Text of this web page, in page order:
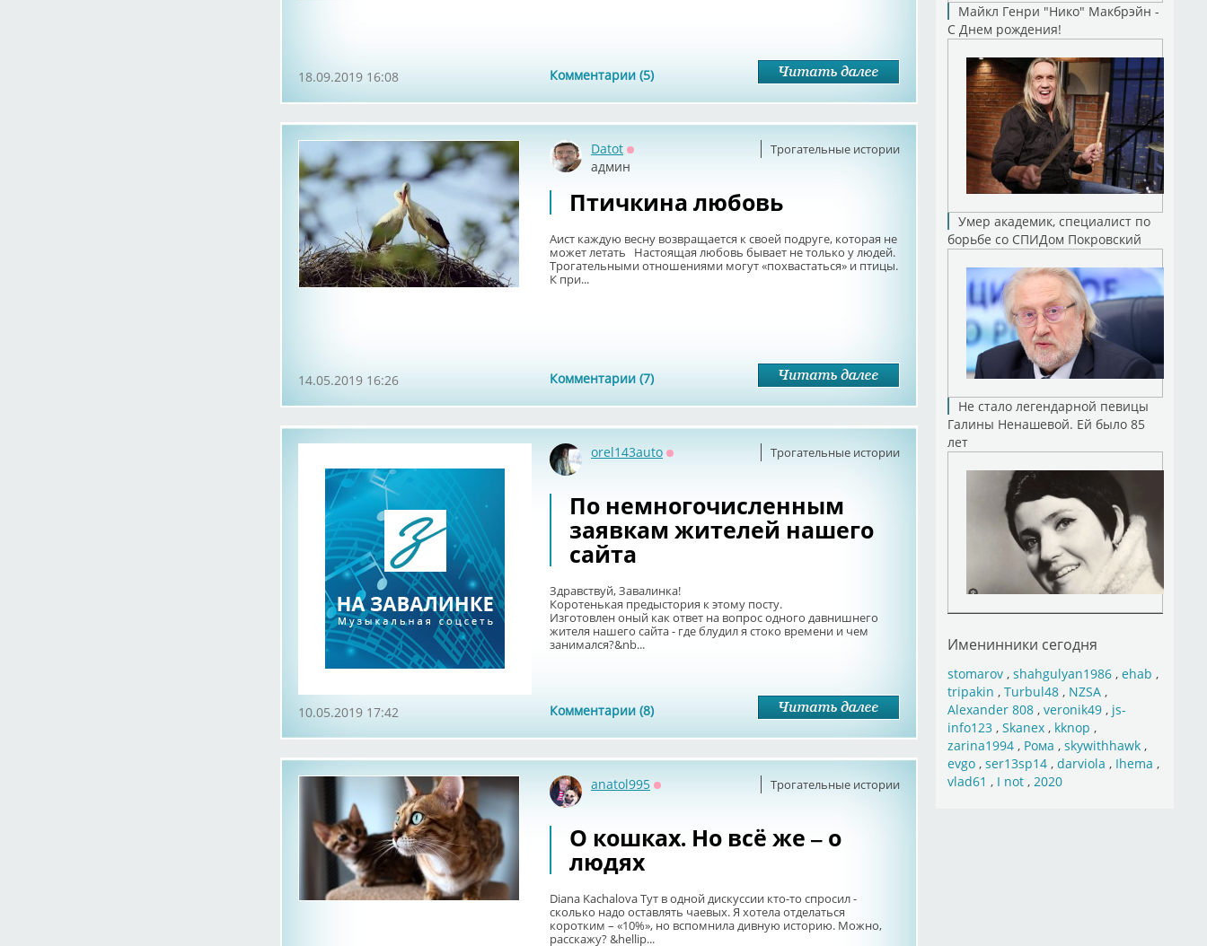
Комментарии (5)
18.09.2019 16:08
Трогательные истории
Datot
Оффлайн
админ
Птичкина любовь
Аист каждую весну возвращается к своей подруге, которая не
может летать Настоящая любовь бывает не только у людей.
Трогательными отношениями могут «похвастаться» и птицы.
К при...
Комментарии (7)
14.05.2019 16:26
Трогательные истории
orel143auto
По немногочисленным
заявкам жителей нашего
сайта
Здравствуй, Завалинка!
Коротенькая предыстория к этому посту.
Изготовлен оный как ответ на вопрос одного давнишнего
жителя нашего сайта - где блудил я стоко времени и чем
занимался?&nb...
Комментарии (8)
10.05.2019 17:42
Трогательные истории
anatol995
О кошках. Но всё же – о
людях
Diana Kachalova Тут в одной дискуссии кто-то спросил -
сколько надо оставлять чаевых. Я хотела отделаться
коротким – «10%», но вспомнила дивную историю. Можно,
расскажу? &hellip...
Майкл Генри "Нико" Макбрэйн -
С Днем рождения!
Умер академик, специалист по
борьбе со СПИДом Покровский
Не стало легендарной певицы
Галины Ненашевой. Ей было 85
лет
Именинники сегодня
stomarov, shahgulyan1986, ehab ,
tripakin , Turbul48, NZSA,
Alexander 808, veronik49, js-
info123, Skanex, kknop ,
zarina1994, Рома , skywithhawk,
evgo, ser13sp14, darviola , Ihema ,
vlad61 , I not, 2020